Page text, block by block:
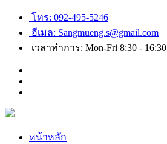
โทร: 092-495-5246
อีเมล: Sangmueng.s@gmail.com
เวลาทำการ: Mon-Fri 8:30 - 16:30
หน้าหลัก